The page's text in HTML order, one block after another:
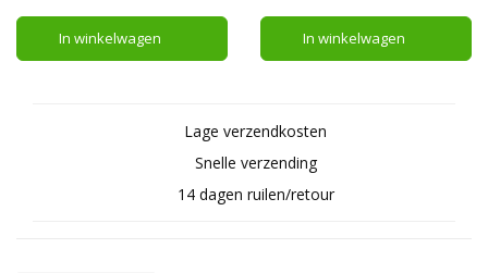
In winkelwagen In winkelwagen
Lage verzendkosten
Snelle verzending
14 dagen ruilen/retour